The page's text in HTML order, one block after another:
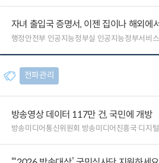
자녀 출입국 증명서, 이젠 집이나 해외에
행정안전부 인공지능정부실 인공지능정부서비
전파관리
방송영상 데이터 117만 건, 국민에 개방
방송미디어통신위원회 방송미디어진흥국 디지